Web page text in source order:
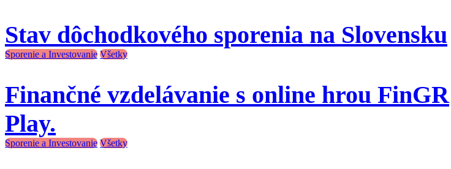
Stav dôchodkového sporenia na Slovensku
Sporenie a Investovanie Všetky
Finančné vzdelávanie s online hrou FinGR
Play.
Sporenie a Investovanie Všetky